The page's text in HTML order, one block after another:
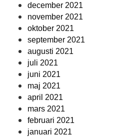
december 2021
november 2021
oktober 2021
september 2021
augusti 2021
juli 2021
juni 2021
maj 2021
april 2021
mars 2021
februari 2021
januari 2021